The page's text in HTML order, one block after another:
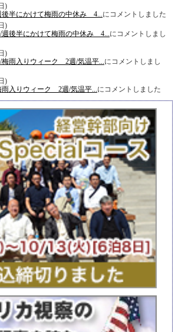
)
後半にかけて梅雨の中休み 4...にコメントしました
)
/週後半にかけて梅雨の中休み 4...にコメントしまし
)
/梅雨入りウィーク 2週/気温平...にコメントしまし
)
雨入りウィーク 2週/気温平...にコメントしました